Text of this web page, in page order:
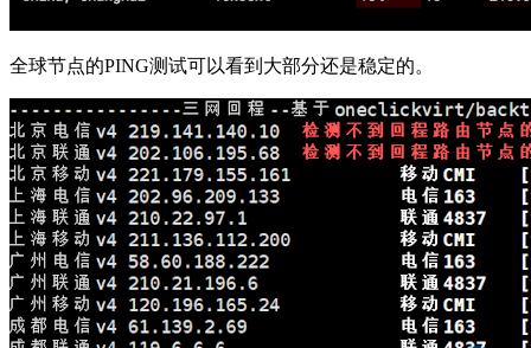
全球节点的PING测试可以看到大部分还是稳定的。